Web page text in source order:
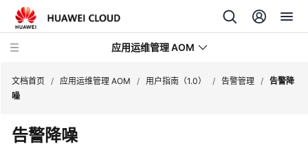
应用运维管理 AOM
最
新
文档首页 / 应用运维管理 AOM / 用户指南（1.0） / 告警管理 / 告警降
噪
告警降噪